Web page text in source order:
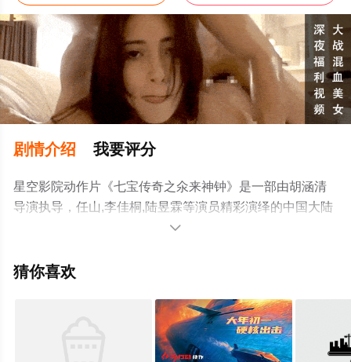
剧情介绍 我要评分
星空影院动作片《七宝传奇之氽来神钟》是一部由胡涵清
导演执导，任山,李佳桐,陆昱霖等演员精彩演绎的中国大陆
电影，大结局剧情已揭晓（1-1全集），手机免费观看高清
步至豆瓣电影、电视猫或剧情网等平台了解。

猜你喜欢